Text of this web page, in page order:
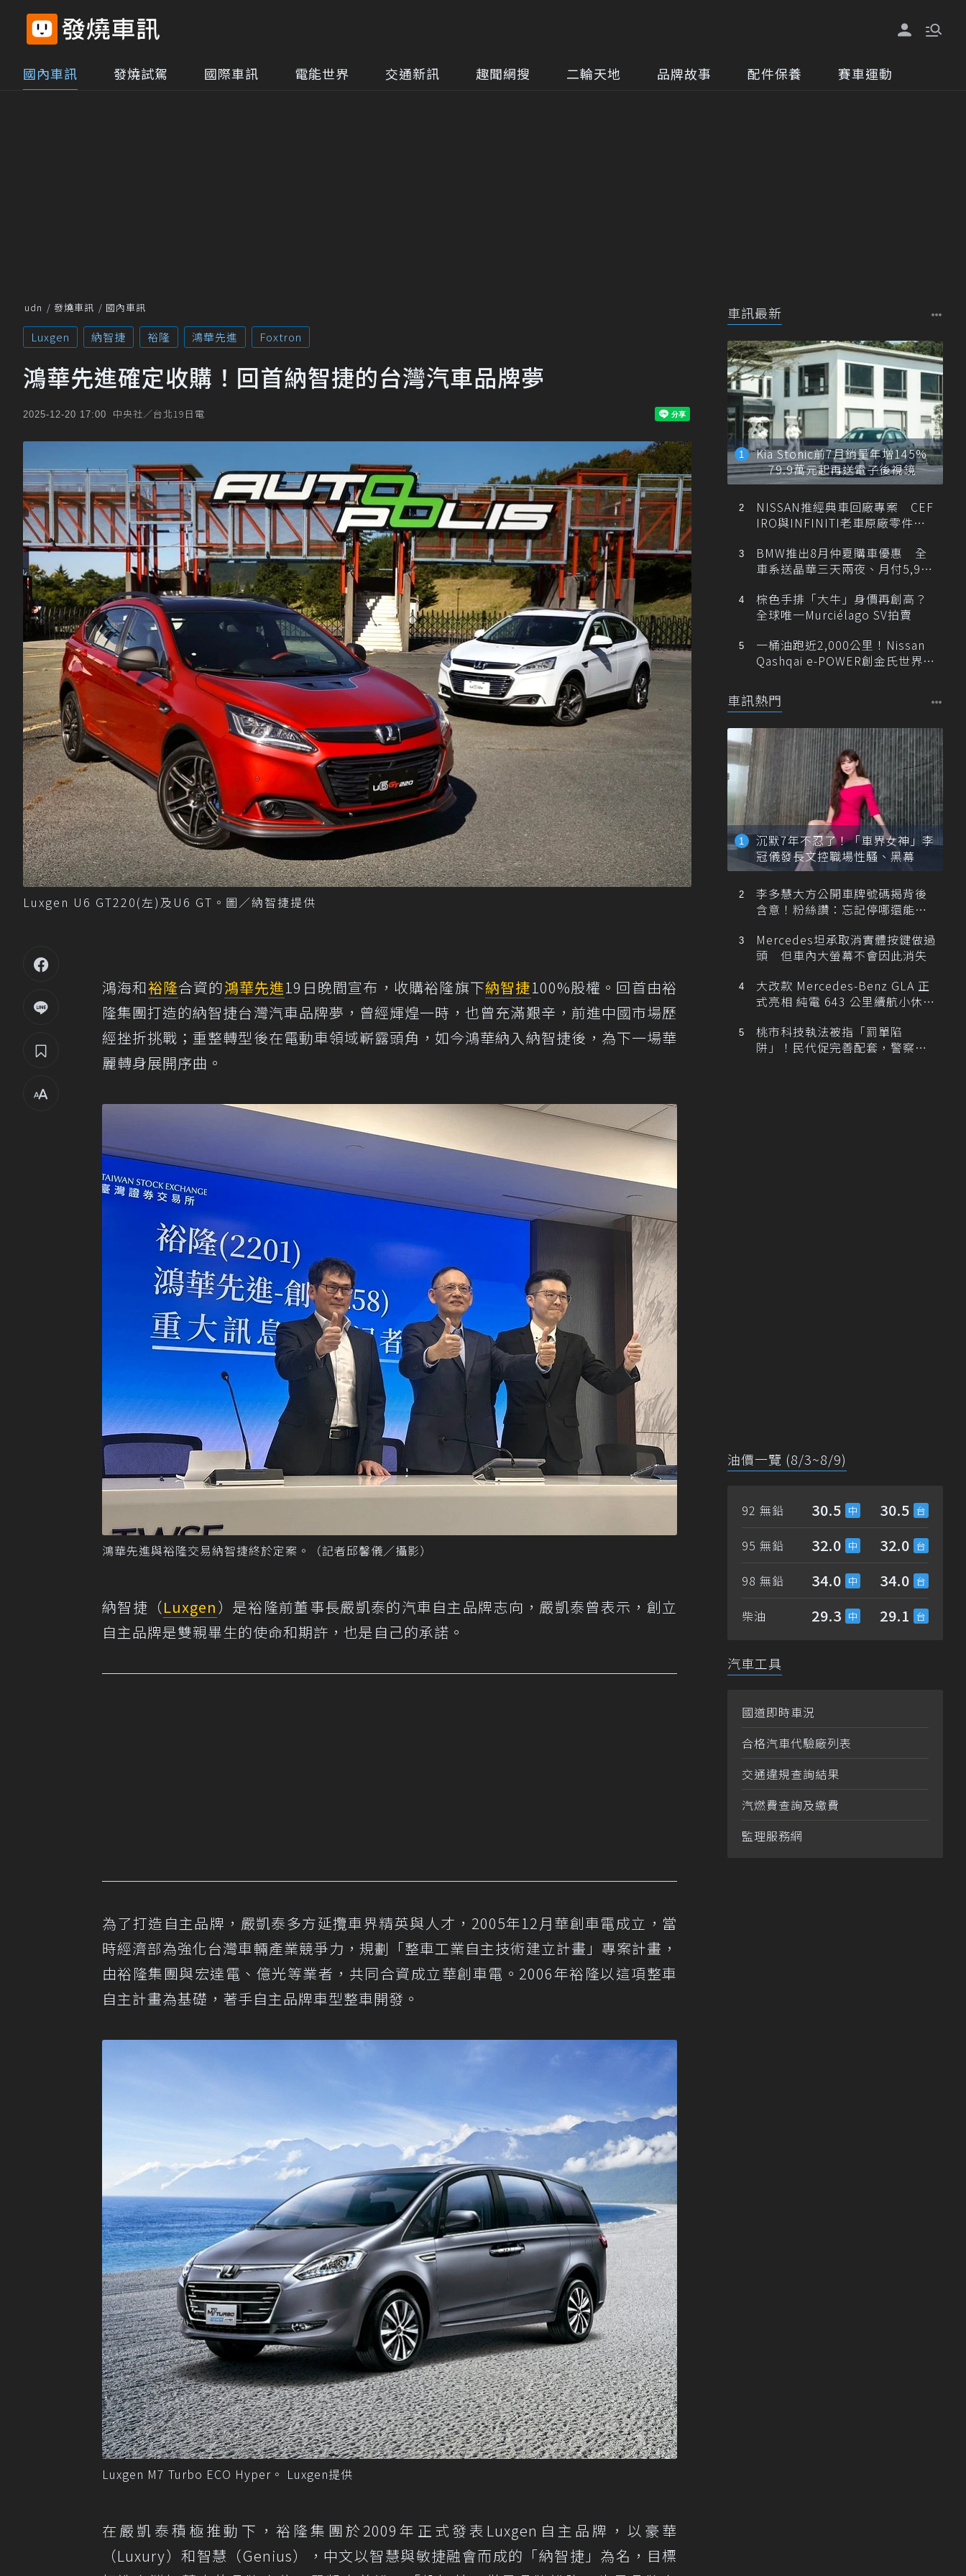
國內車訊 發燒試駕 國際車訊 電能世界 交通新訊 趣聞網搜 二輪天地 品牌故事 配件保養 賽車運動
udn 發燒車訊 國內車訊
Luxgen 納智捷 裕隆 鴻華先進 Foxtron
鴻華先進確定收購！回首納智捷的台灣汽車品牌夢
2025-12-20 17:00 中央社／台北19日電
Luxgen U6 GT220(左)及U6 GT。圖／納智捷提供
鴻海和裕隆合資的鴻華先進19日晚間宣布，收購裕隆旗下納智捷100%股權。回首由裕
隆集團打造的納智捷台灣汽車品牌夢，曾經輝煌一時，也曾充滿艱辛，前進中國市場歷
經挫折挑戰；重整轉型後在電動車領域嶄露頭角，如今鴻華納入納智捷後，為下一場華
麗轉身展開序曲。
鴻華先進與裕隆交易納智捷終於定案。（記者邱馨儀／攝影）
納智捷（Luxgen）是裕隆前董事長嚴凱泰的汽車自主品牌志向，嚴凱泰曾表示，創立
自主品牌是雙親畢生的使命和期許，也是自己的承諾。
為了打造自主品牌，嚴凱泰多方延攬車界精英與人才，2005年12月華創車電成立，當
時經濟部為強化台灣車輛產業競爭力，規劃「整車工業自主技術建立計畫」專案計畫，
由裕隆集團與宏達電、億光等業者，共同合資成立華創車電。2006年裕隆以這項整車
自主計畫為基礎，著手自主品牌車型整車開發。
Luxgen M7 Turbo ECO Hyper。 Luxgen提供
在嚴凱泰積極推動下，裕隆集團於2009年正式發表Luxgen自主品牌，以豪華
（Luxury）和智慧（Genius），中文以智慧與敏捷融會而成的「納智捷」為名，目標
車訊最新
Kia Stonic前7月銷量年增145%
79.9萬元起再送電子後視鏡
NISSAN推經典車回廠專案 CEF
IRO與INFINITI老車原廠零件最
BMW推出8月仲夏購車優惠 全
車系送晶華三天兩夜、月付5,900
棕色手排「大牛」身價再創高？
全球唯一Murciélago SV拍賣
一桶油跑近2,000公里！Nissan
Qashqai e-POWER創金氏世界紀
車訊熱門
沉默7年不忍了！「車界女神」李
冠儀發長文控職場性騷、黑幕
李多慧大方公開車牌號碼揭背後
含意！粉絲讚：忘記停哪還能幫
Mercedes坦承取消實體按鍵做過
頭 但車內大螢幕不會因此消失
大改款 Mercedes-Benz GLA 正
式亮相 純電 643 公里續航小休
桃市科技執法被指「罰單陷
阱」！民代促完善配套，警察局
油價一覽 (8/3~8/9)
92 無鉛 30.5 30.5
95 無鉛 32.0 32.0
98 無鉛 34.0 34.0
柴油 29.3 29.1
汽車工具
國道即時車況
合格汽車代驗廠列表
交通違規查詢結果
汽燃費查詢及繳費
監理服務網